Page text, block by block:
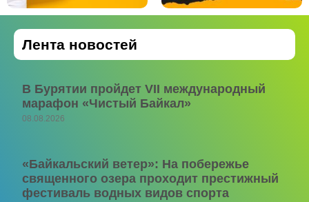
Лента новостей
В Бурятии пройдет VII международный
марафон «Чистый Байкал»
08.08.2026
«Байкальский ветер»: На побережье
священного озера проходит престижный
фестиваль водных видов спорта